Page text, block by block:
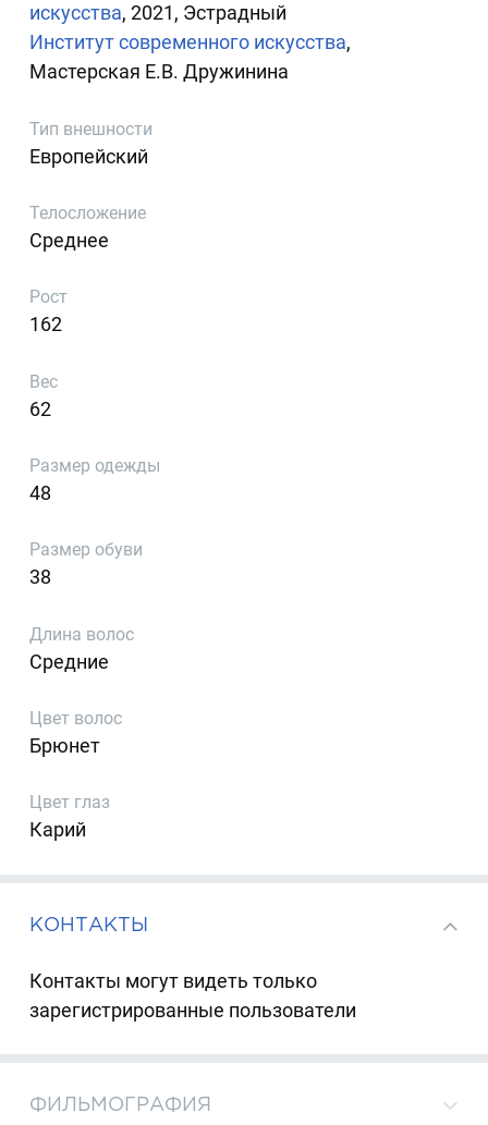
искусства, 2021, Эстрадный
Институт современного искусства,
Мастерская Е.В. Дружинина
Тип внешности
Европейский
Телосложение
Среднее
Рост
162
Вес
62
Размер одежды
48
Размер обуви
38
Длина волос
Средние
Цвет волос
Брюнет
Цвет глаз
Карий
КОНТАКТЫ
Контакты могут видеть только
зарегистрированные пользователи
ФИЛЬМОГРАФИЯ